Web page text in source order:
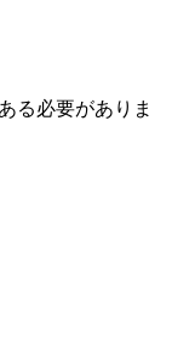
る必要がありま